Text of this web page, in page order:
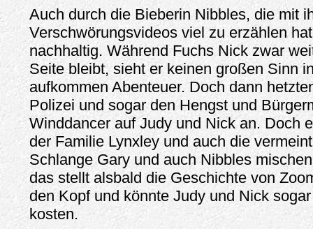
Auch durch die Bieberin Nibbles, die mit
Verschwörungsvideos viel zu erzählen
nachhaltig. Während Fuchs Nick zwar
Seite bleibt, sieht er keinen großen Sinn
aufkommen Abenteuer. Doch dann
Polizei und sogar den Hengst und
Winddancer auf Judy und Nick an. Doch
der Familie Lynxley und auch die
Schlange Gary und auch Nibbles
das stellt alsbald die Geschichte von
den Kopf und könnte Judy und Nick
kosten.